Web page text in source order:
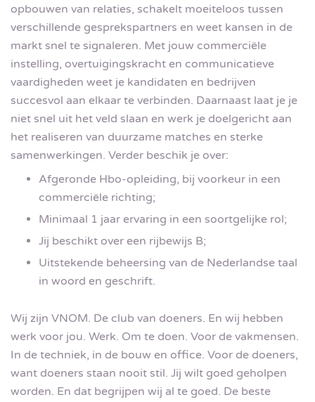
opbouwen van relaties, schakelt moeiteloos tussen
verschillende gesprekspartners en weet kansen in de
markt snel te signaleren. Met jouw commerciële
instelling, overtuigingskracht en communicatieve
vaardigheden weet je kandidaten en bedrijven
succesvol aan elkaar te verbinden. Daarnaast laat je je
niet snel uit het veld slaan en werk je doelgericht aan
het realiseren van duurzame matches en sterke
samenwerkingen. Verder beschik je over:
Afgeronde Hbo-opleiding, bij voorkeur in een
commerciële richting;
Minimaal 1 jaar ervaring in een soortgelijke rol;
Jij beschikt over een rijbewijs B;
Uitstekende beheersing van de Nederlandse taal
in woord en geschrift.
Wij zijn VNOM. De club van doeners. En wij hebben
werk voor jou. Werk. Om te doen. Voor de vakmensen.
In de techniek, in de bouw en office. Voor de doeners,
want doeners staan nooit stil. Jij wilt goed geholpen
worden. En dat begrijpen wij al te goed. De beste